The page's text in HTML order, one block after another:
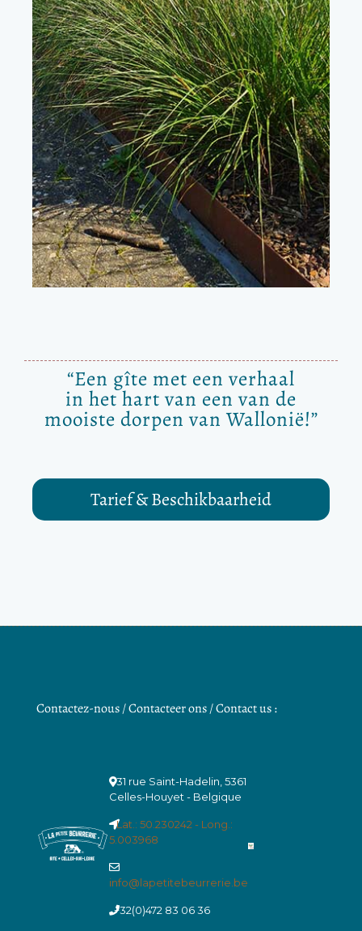
“Een gîte met een verhaal
in het hart van een van de
mooiste dorpen van Wallonië!”
Tarief & Beschikbaarheid
Contactez-nous / Contacteer ons / Contact us :
31 rue Saint-Hadelin, 5361
Celles-Houyet - Belgique
Lat.: 50.230242 - Long.:
5.003968
info@lapetitebeurrerie.be
+32(0)472 83 06 36